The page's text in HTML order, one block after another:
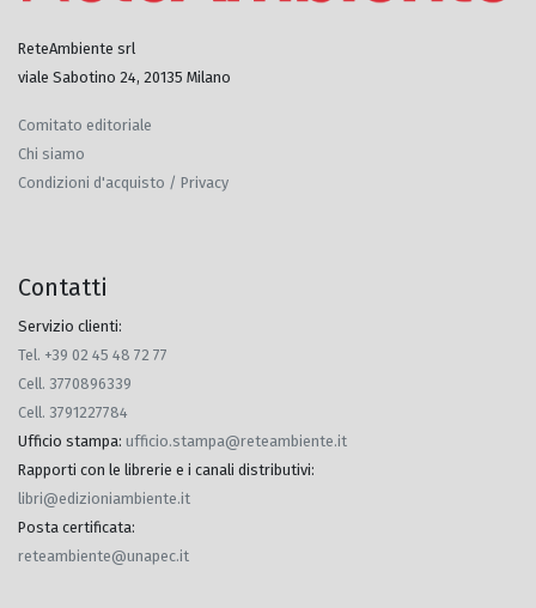
ReteAmbiente srl
viale Sabotino 24, 20135 Milano
Comitato editoriale
Chi siamo
Condizioni d'acquisto / Privacy
Contatti
Servizio clienti:
Tel. +39 02 45 48 72 77
Cell. 3770896339
Cell. 3791227784
Ufficio stampa: ufficio.stampa@reteambiente.it
Rapporti con le librerie e i canali distributivi:
libri@edizioniambiente.it
Posta certificata:
reteambiente@unapec.it